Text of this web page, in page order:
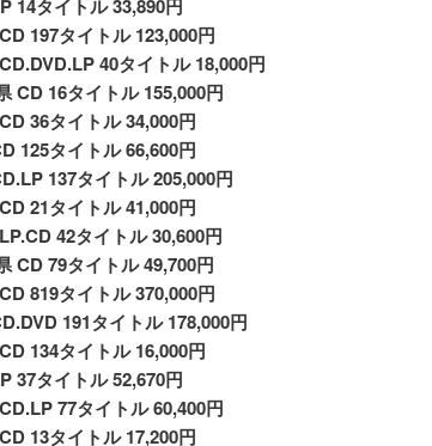
14タイトル 33,890円
197タイトル 123,000円
40タイトル 18,000円
CD 16タイトル 155,000円
36タイトル 34,000円
125タイトル 66,600円
137タイトル 205,000円
21タイトル 41,000円
42タイトル 30,600円
CD 79タイトル 49,700円
819タイトル 370,000円
191タイトル 178,000円
134タイトル 16,000円
37タイトル 52,670円
77タイトル 60,400円
13タイトル 17,200円